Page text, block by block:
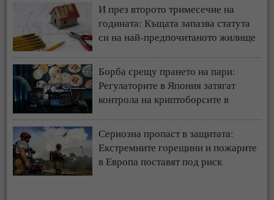
И през второто тримесечие на
годината: Къщата запазва статута
си на най-предпочитаното жилище
Борба срещу прането на пари:
Регулаторите в Япония затягат
контрола на криптоборсите в
Сериозна пропаст в защитата:
Екстремните горещини и пожарите
в Европа поставят под риск